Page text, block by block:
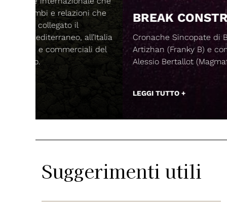
BREAK CONSTRUCTION
Cronache Sincopate di Basso e Batteria, di
Artizhan (Franky B) e con la prefazione di
Alessio Bertallot (Magmata edizioni).
Suggerimenti utili